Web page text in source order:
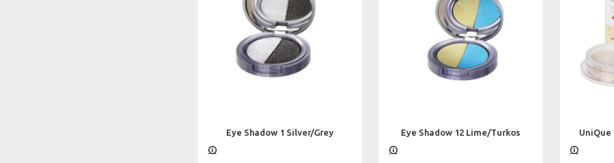
Eye Shadow 1 Silver/Grey Eye Shadow 12 Lime/Turkos